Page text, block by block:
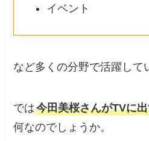
イベント
など多くの分野で活躍して
では今田美桜さんがTVに
何なのでしょうか。